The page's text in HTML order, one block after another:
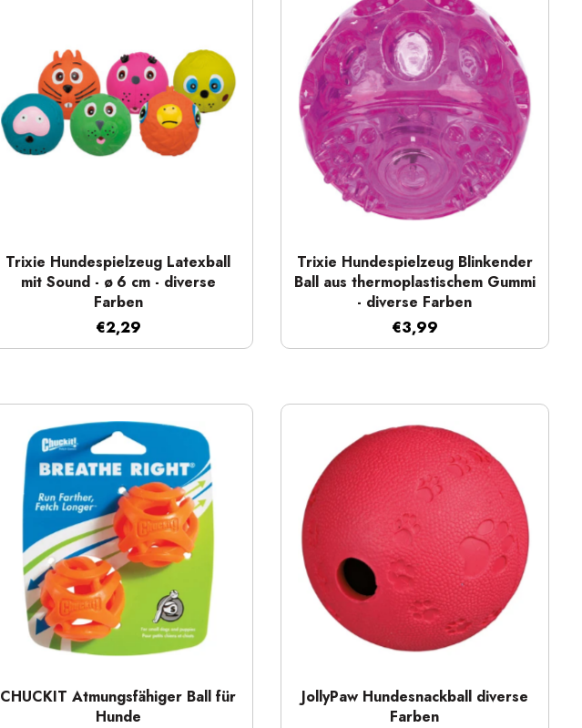
Trixie Hundespielzeug Latexball
mit Sound - ø 6 cm - diverse
Farben
€2,29
Trixie Hundespielzeug Blinkender
Ball aus thermoplastischem Gummi
- diverse Farben
€3,99
CHUCKIT Atmungsfähiger Ball für
Hunde
JollyPaw Hundesnackball diverse
Farben